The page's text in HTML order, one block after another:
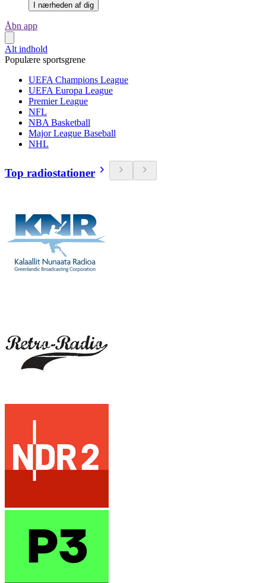
I nærheden af dig
Åbn app
Alt indhold
Populære sportsgrene
UEFA Champions League
UEFA Europa League
Premier League
NFL
NBA Basketball
Major League Baseball
NHL
Top radiostationer